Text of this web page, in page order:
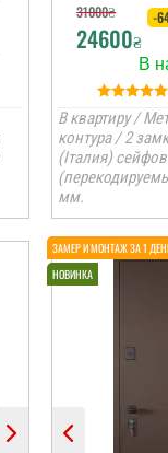
31000₴
24600₴
-
В квартиру /
контура / 2
(Італия)
мм.